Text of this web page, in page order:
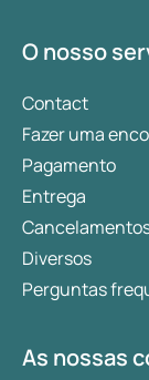
O nosso
Contact
Fazer uma
Pagamento
Entrega
Diversos
Perguntas
As nossas